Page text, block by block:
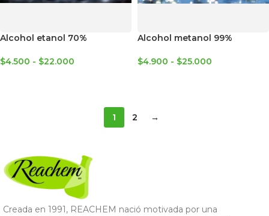
Alcohol etanol 70%
$4.500 - $22.000
Alcohol metanol 99%
$4.900 - $25.000
1 2 →
Creada en 1991, REACHEM nació motivada por una